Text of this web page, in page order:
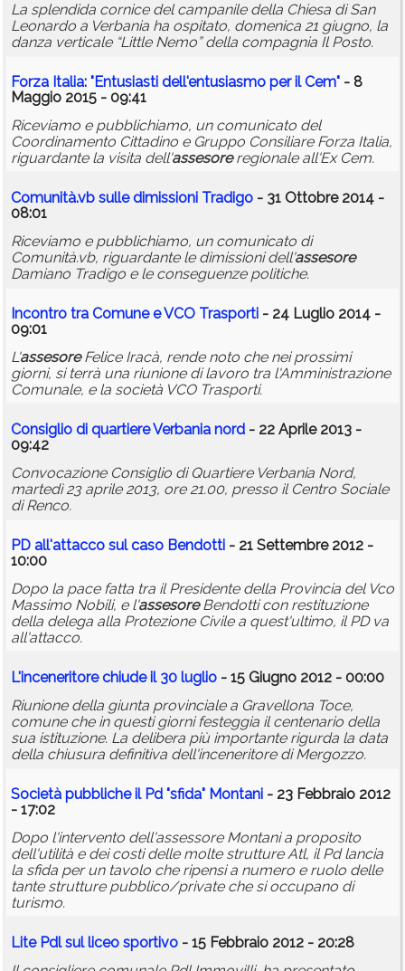
La splendida cornice del campanile della Chiesa di San
Leonardo a Verbania ha ospitato, domenica 21 giugno, la
danza verticale “Little Nemo” della compagnia Il Posto.
Forza Italia: "Entusiasti dell'entusiasmo per il Cem" - 8
Maggio 2015 - 09:41
Riceviamo e pubblichiamo, un comunicato del
Coordinamento Cittadino e Gruppo Consiliare Forza Italia,
riguardante la visita dell'assesoreregionale all'Ex Cem.
Comunità.vb sulle dimissioni Tradigo - 31 Ottobre 2014 -
08:01
Riceviamo e pubblichiamo, un comunicato di
Comunità.vb, riguardante le dimissioni dell'assesore
Damiano Tradigo e le conseguenze politiche.
Incontro tra Comune e VCO Trasporti - 24 Luglio 2014 -
09:01
L'assesoreFelice Iracà, rende noto che nei prossimi
giorni, si terrà una riunione di lavoro tra l'Amministrazione
Comunale, e la società VCO Trasporti.
Consiglio di quartiere Verbania nord - 22 Aprile 2013 -
09:42
Convocazione Consiglio di Quartiere Verbania Nord,
martedì 23 aprile 2013, ore 21.00, presso il Centro Sociale
di Renco.
PD all'attacco sul caso Bendotti - 21 Settembre 2012 -
10:00
Dopo la pace fatta tra il Presidente della Provincia del Vco
Massimo Nobili, e l'assesoreBendotti con restituzione
della delega alla Protezione Civile a quest'ultimo, il PD va
all'attacco.
L'inceneritore chiude il 30 luglio - 15 Giugno 2012 - 00:00
Riunione della giunta provinciale a Gravellona Toce,
comune che in questi giorni festeggia il centenario della
sua istituzione. La delibera più importante rigurda la data
della chiusura definitiva dell'inceneritore di Mergozzo.
Società pubbliche il Pd "sfida" Montani - 23 Febbraio 2012
- 17:02
Dopo l'intervento dell'assessore Montani a proposito
dell'utilità e dei costi delle molte strutture Atl, il Pd lancia
la sfida per un tavolo che ripensi a numero e ruolo delle
tante strutture pubblico/private che si occupano di
turismo.
Lite Pdl sul liceo sportivo - 15 Febbraio 2012 - 20:28